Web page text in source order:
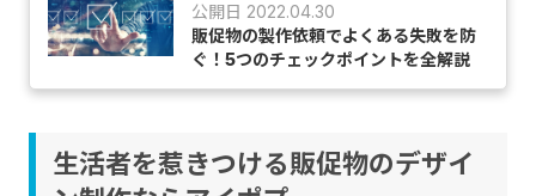
公開日 2022.04.30
販促物の製作依頼でよくある失敗を防
ぐ！5つのチェックポイントを全解説
生活者を惹きつける販促物のデザイ